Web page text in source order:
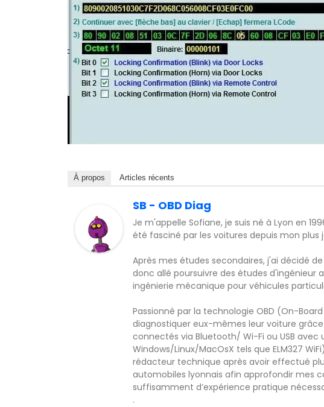
À propos Articles récents
SB - OBD Diag
Je m'appelle Sofiane, je suis né à Lyon en
été fasciné par les voitures depuis mon plus
Après mes études secondaires, j'ai décidé
donc allé poursuivre des études d'ingénieur
ingénierie mécanique pour véhicules
Passionné par la technologie OBD (On-
diagnostiquer eux-mêmes leur voiture
connectés via Bluetooth/ Wi-Fi ou USB
Windows/Linux/MacOsX tels que ELM327
rédacteur technique après avoir effectué
automobiles lyonnais afin approfondir mes
suffisamment d’expérience pratique
.